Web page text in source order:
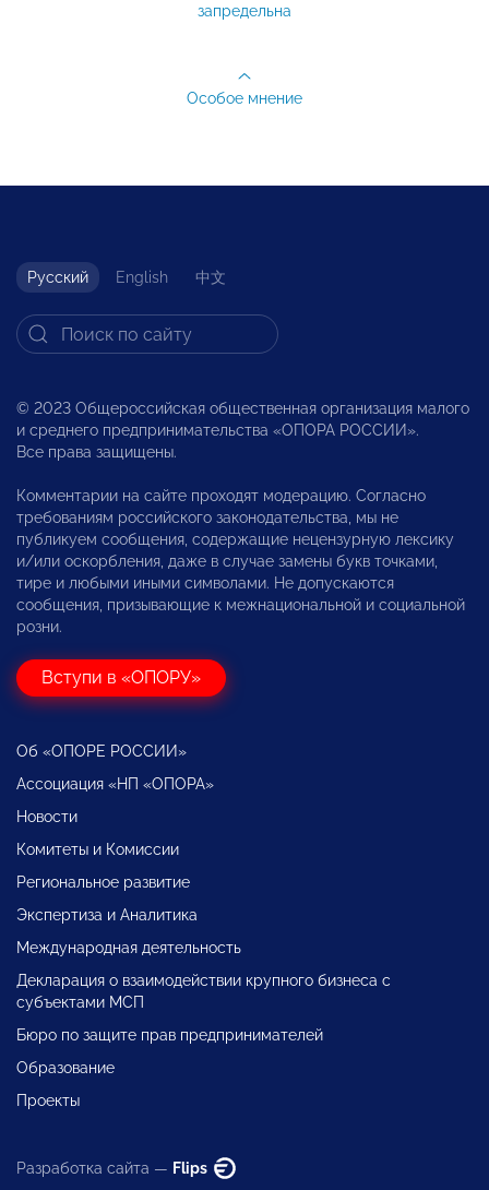
запредельна
Особое мнение
Русский English 中文
© 2023 Общероссийская общественная организация малого
и среднего предпринимательства «ОПОРА РОССИИ».
Все права защищены.
Комментарии на сайте проходят модерацию. Согласно
требованиям российского законодательства, мы не
публикуем сообщения, содержащие нецензурную лексику
и/или оскорбления, даже в случае замены букв точками,
тире и любыми иными символами. Не допускаются
сообщения, призывающие к межнациональной и социальной
розни.
Вступи в «ОПОРУ»
Об «ОПОРЕ РОССИИ»
Ассоциация «НП «ОПОРА»
Новости
Комитеты и Комиссии
Региональное развитие
Экспертиза и Аналитика
Международная деятельность
Декларация о взаимодействии крупного бизнеса с
субъектами МСП
Бюро по защите прав предпринимателей
Образование
Проекты
Разработка сайта — Flips